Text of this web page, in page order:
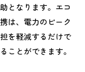
となります。エコ
は、電力のピーク
を軽減するだけで
ことができます。